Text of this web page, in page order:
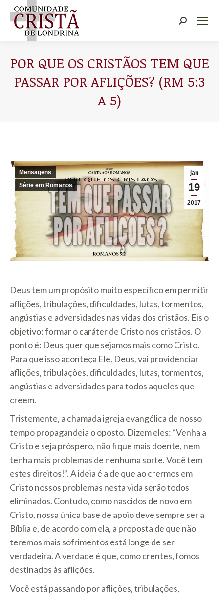
Buscar
POR QUE OS CRISTÃOS TEM QUE
PASSAR POR AFLIÇÕES? (RM 5:3
A 5)
jan
19
2017
Mensagens
Série em Romanos
Deus tem um propósito muito específico em permitir
aflições, tribulações, dificuldades, lutas, tormentos,
angústias e adversidades nas vidas dos cristãos. Eis o
objetivo: formar o caráter de Cristo nos cristãos. O
ponto é: Deus quer que sejamos mais como Cristo.
Para que isso aconteça Ele, Deus, vai providenciar
aflições, tribulações, dificuldades, lutas, tormentos,
angústias e adversidades para todos aqueles que
creem.
Tristemente, a chamada igreja evangélica de nosso
tempo propagandeia o oposto. Dizem eles: “Venha a
Cristo e seja próspero, não fique mais doente, nem
tenha mais problemas de nenhuma sorte. Você tem
estes direitos!”. A ideia é a de que ao crermos em
Cristo nossos problemas nesta vida serão todos
eliminados. Contudo, como nascidos de novo em
Cristo, nossa única base de apoio deve sempre ser a
Bíblia e, de acordo com ela, a proposta de que não
teremos mais sofrimentos está longe de ser
verdadeira. A verdade é que, como crentes, fomos
destinados às aflições.
Você está passando por aflições, tribulações,